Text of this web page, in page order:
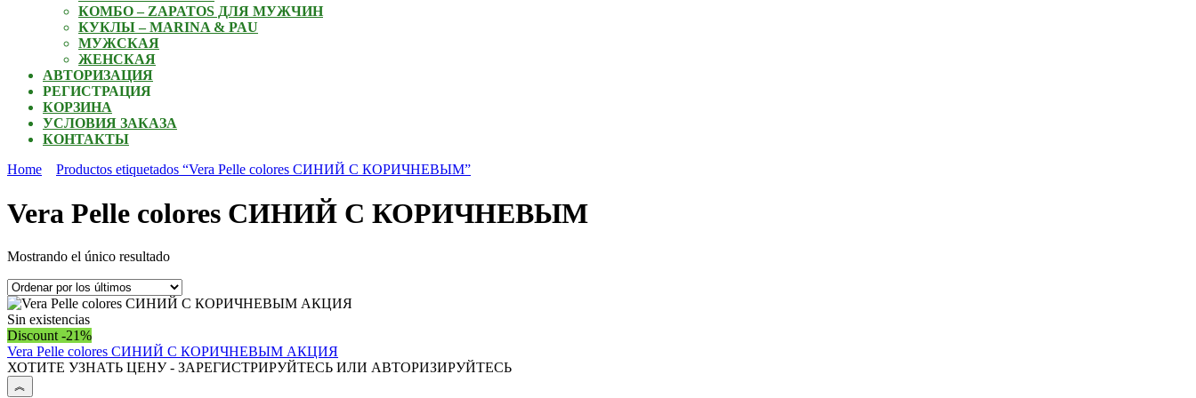
КОМБО – ZAPATOS ДЛЯ МУЖЧИН
КУКЛЫ – MARINA & PAU
МУЖСКАЯ
ЖЕНСКАЯ
АВТОРИЗАЦИЯ
РЕГИСТРАЦИЯ
КОРЗИНА
УСЛОВИЯ ЗАКАЗА
КОНТАКТЫ
Home
Productos etiquetados “Vera Рelle colores СИНИЙ С КОРИЧНЕВЫМ”
Vera Рelle colores СИНИЙ С КОРИЧНЕВЫМ
Mostrando el único resultado
Sin existencias
Discount -21%
Vera Рelle colores СИНИЙ С КОРИЧНЕВЫМ АКЦИЯ
ХОТИТЕ УЗНАТЬ ЦЕНУ - ЗАРЕГИСТРИРУЙТЕСЬ ИЛИ АВТОРИЗИРУЙТЕСЬ